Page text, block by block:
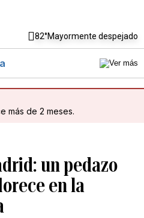
82°Mayormente despejado
más de 2 meses.
un pedazo
en la